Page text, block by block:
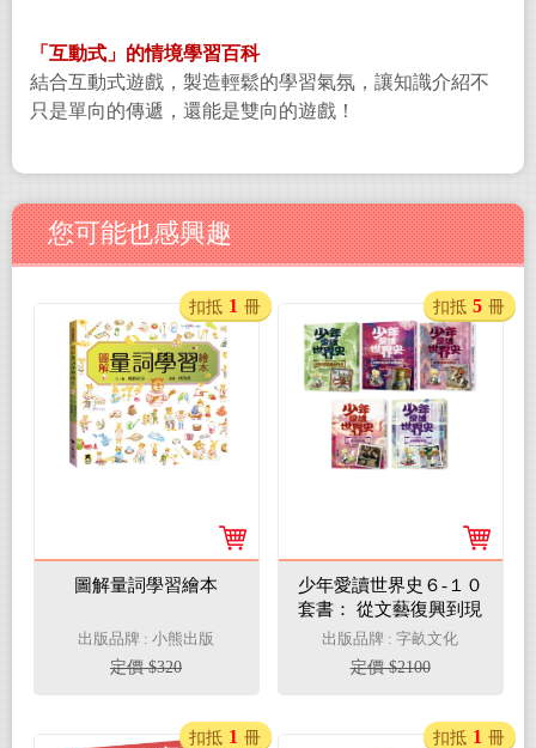
「互動式」的情境學習百科
結合互動式遊戲，製造輕鬆的學習氣氛，讓知識介紹不
只是單向的傳遞，還能是雙向的遊戲！
您可能也感興趣
圖解量詞學習繪本
出版品牌 : 小熊出版
定價 $320
扣抵 1 冊
少年愛讀世界史６-１０
套書： 從文藝復興到現
代史 （五冊+五集有聲
書）
出版品牌 : 字畝文化
定價 $2100
扣抵 5 冊
扣抵 1 冊 扣抵 1 冊